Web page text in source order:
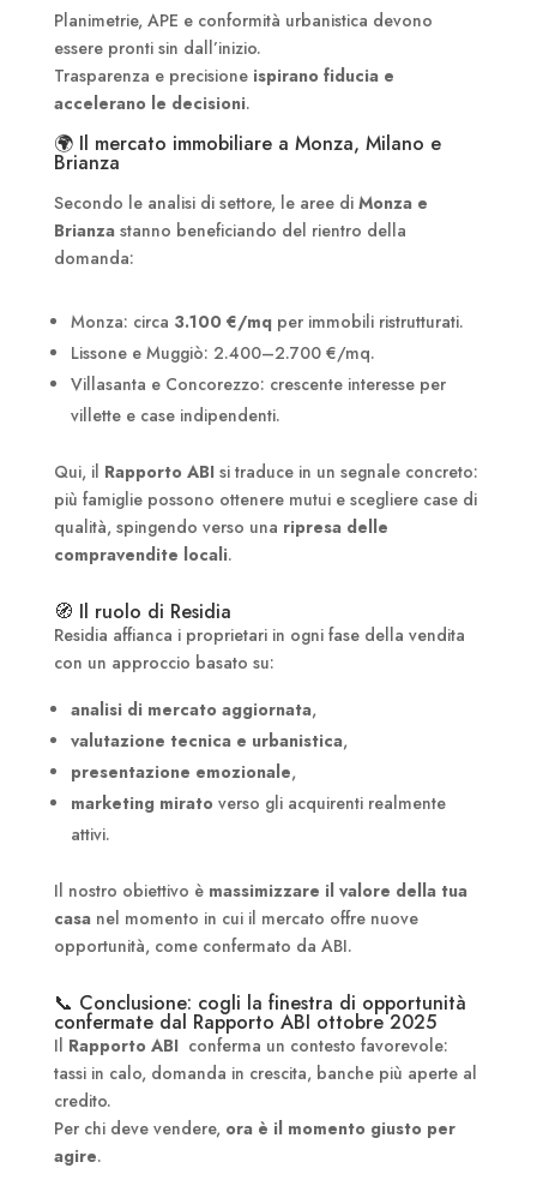
Planimetrie, APE e conformità urbanistica devono
essere pronti sin dall’inizio.
Trasparenza e precisione ispirano fiducia e
accelerano le decisioni.
🌍 Il mercato immobiliare a Monza, Milano e
Brianza
Secondo le analisi di settore, le aree di Monza e
Brianzastanno beneficiando del rientro della
domanda:
Monza: circa 3.100 €/mqper immobili ristrutturati.
Lissone e Muggiò: 2.400–2.700 €/mq.
Villasanta e Concorezzo: crescente interesse per
villette e case indipendenti.
Qui, il Rapporto ABI si traduce in un segnale concreto:
più famiglie possono ottenere mutui e scegliere case di
qualità, spingendo verso una ripresa delle
compravendite locali.
🧭 Il ruolo di Residia
Residia affianca i proprietari in ogni fase della vendita
con un approccio basato su:
analisi di mercato aggiornata,
valutazione tecnica e urbanistica,
presentazione emozionale,
marketing mirato verso gli acquirenti realmente
attivi.
Il nostro obiettivo è massimizzare il valore della tua
casanel momento in cui il mercato offre nuove
opportunità, come confermato da ABI.
📞 Conclusione: cogli la finestra di opportunità
confermate dal Rapporto ABI ottobre 2025
Il Rapporto ABI conferma un contesto favorevole:
tassi in calo, domanda in crescita, banche più aperte al
credito.
Per chi deve vendere, ora è il momento giusto per
agire.